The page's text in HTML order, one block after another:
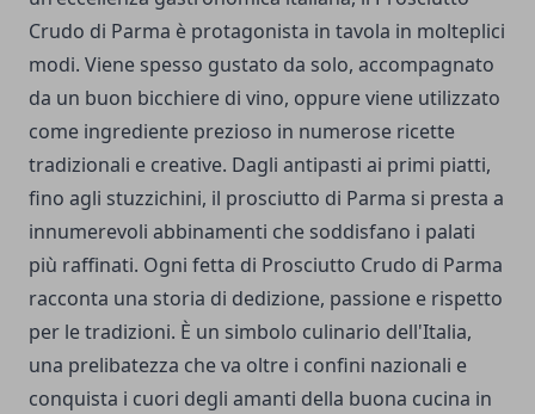
Crudo di Parma è protagonista in tavola in molteplici
modi. Viene spesso gustato da solo, accompagnato
da un buon bicchiere di vino, oppure viene utilizzato
come ingrediente prezioso in numerose ricette
tradizionali e creative. Dagli antipasti ai primi piatti,
fino agli stuzzichini, il prosciutto di Parma si presta a
innumerevoli abbinamenti che soddisfano i palati
più raffinati. Ogni fetta di Prosciutto Crudo di Parma
racconta una storia di dedizione, passione e rispetto
per le tradizioni. È un simbolo culinario dell'Italia,
una prelibatezza che va oltre i confini nazionali e
conquista i cuori degli amanti della buona cucina in